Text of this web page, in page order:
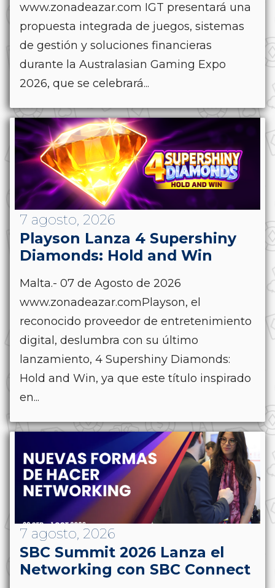
www.zonadeazar.com IGT presentará una
propuesta integrada de juegos, sistemas
de gestión y soluciones financieras
durante la Australasian Gaming Expo
2026, que se celebrará...
7 agosto, 2026
Playson Lanza 4 Supershiny
Diamonds: Hold and Win
Malta.- 07 de Agosto de 2026
www.zonadeazar.comPlayson, el
reconocido proveedor de entretenimiento
digital, deslumbra con su último
lanzamiento, 4 Supershiny Diamonds:
Hold and Win, ya que este título inspirado
en...
7 agosto, 2026
SBC Summit 2026 Lanza el
Networking con SBC Connect